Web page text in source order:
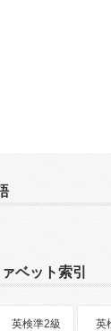
ベット索引
英検準2級 英